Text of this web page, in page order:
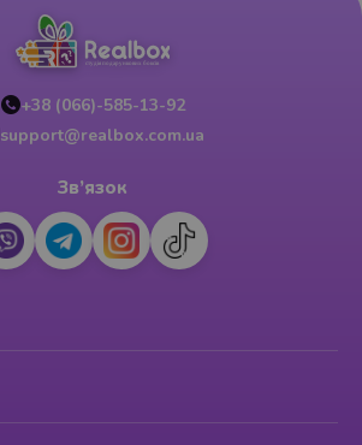
+38 (066)-585-13-92
support@realbox.com.ua
Зв’язок